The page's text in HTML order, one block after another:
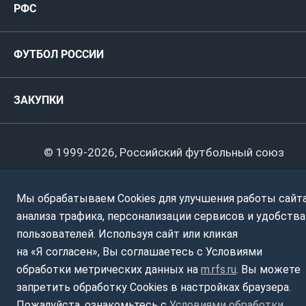
Футзал
Титулы и трофеи
Международные
Турниры клубов
РФС
Регионы
ФУТБОЛ РОССИИ
Пляжный
ПОДА-футбол
Интерактивный
Любители
Дети
Спортсмены с ОВЗ
ЗАКУПКИ
© 1999-2026, Российский футбольный союз
Контактная информация
Политика обработки персональных данных
Использование информации
Полная версия сайта
Мы обрабатываем Cookies для улучшения работы
анализа трафика, персонализации сервисов и удобства
пользователей. Используя сайт или кликая
на «Я согласен», Вы соглашаетесь с Условиями
обработки метрических данных на m.rfs.ru. Вы можете
запретить обработку Cookies в настройках браузера.